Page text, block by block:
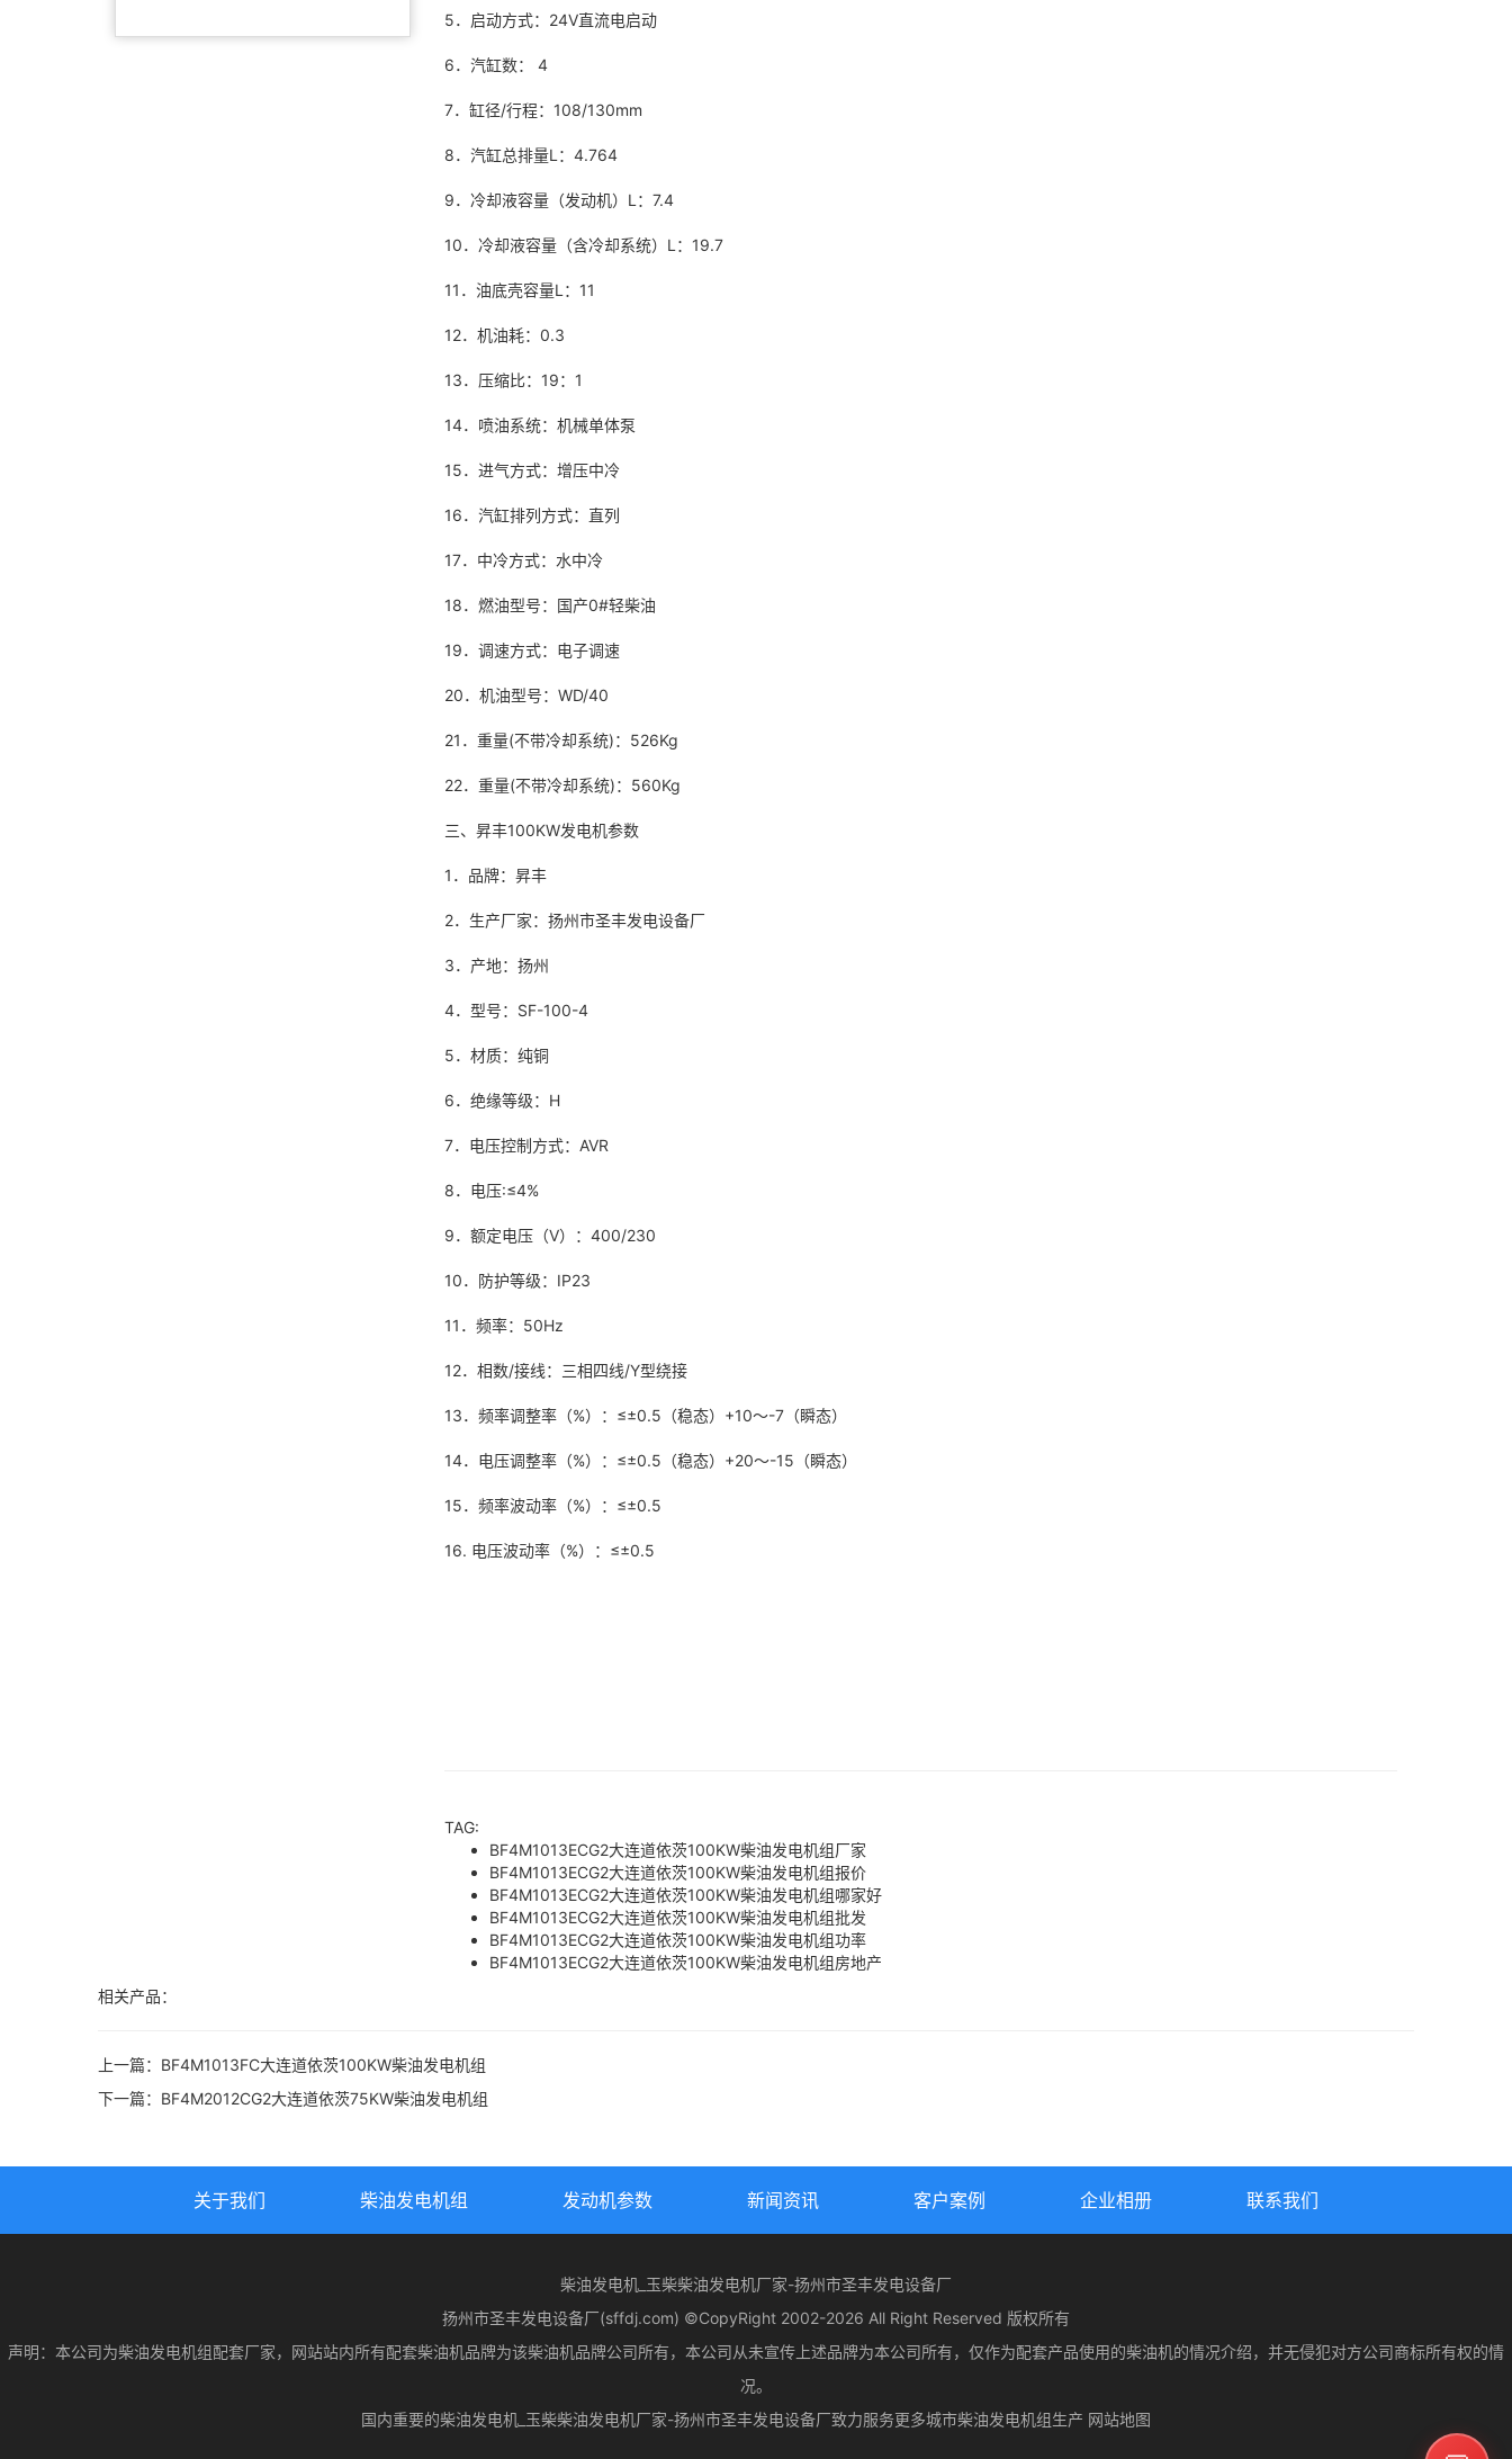
5．启动方式：24V直流电启动
6．汽缸数： 4
7．缸径/行程：108/130mm
8．汽缸总排量L：4.764
9．冷却液容量（发动机）L：7.4
10．冷却液容量（含冷却系统）L：19.7
11．油底壳容量L：11
12．机油耗：0.3
13．压缩比：19：1
14．喷油系统：机械单体泵
15．进气方式：增压中冷
16．汽缸排列方式：直列
17．中冷方式：水中冷
18．燃油型号：国产0#轻柴油
19．调速方式：电子调速
20．机油型号：WD/40
21．重量(不带冷却系统)：526Kg
22．重量(不带冷却系统)：560Kg
三、昇丰100KW发电机参数
1．品牌：昇丰
2．生产厂家：扬州市圣丰发电设备厂
3．产地：扬州
4．型号：SF-100-4
5．材质：纯铜
6．绝缘等级：H
7．电压控制方式：AVR
8．电压:≤4%
9．额定电压（V）：400/230
10．防护等级：IP23
11．频率：50Hz
12．相数/接线：三相四线/Y型绕接
13．频率调整率（%）：≤±0.5（稳态）+10～-7（瞬态）
14．电压调整率（%）：≤±0.5（稳态）+20～-15（瞬态）
15．频率波动率（%）：≤±0.5
16. 电压波动率（%）：≤±0.5
TAG:
BF4M1013ECG2大连道依茨100KW柴油发电机组厂家
BF4M1013ECG2大连道依茨100KW柴油发电机组报价
BF4M1013ECG2大连道依茨100KW柴油发电机组哪家好
BF4M1013ECG2大连道依茨100KW柴油发电机组批发
BF4M1013ECG2大连道依茨100KW柴油发电机组功率
BF4M1013ECG2大连道依茨100KW柴油发电机组房地产
相关产品：
上一篇： BF4M1013FC大连道依茨100KW柴油发电机组
下一篇： BF4M2012CG2大连道依茨75KW柴油发电机组
关于我们 柴油发电机组 发动机参数 新闻资讯 客户案例 企业相册 联系我们
柴油发电机_玉柴柴油发电机厂家-扬州市圣丰发电设备厂
扬州市圣丰发电设备厂(sffdj.com) ©CopyRight 2002-2026 All Right Reserved 版权所有
声明：本公司为柴油发电机组配套厂家，网站站内所有配套柴油机品牌为该柴油机品牌公司所有，本公司从未宣传上述品牌为本公司所有，仅作为配套产品使用的柴油机的情况介绍，并无侵犯对方公司商标所有权的情
况。
国内重要的柴油发电机_玉柴柴油发电机厂家-扬州市圣丰发电设备厂致力服务更多城市柴油发电机组生产 网站地图